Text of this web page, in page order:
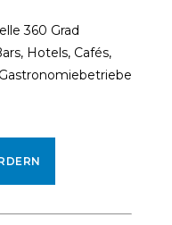
360 Grad
Hotels, Cafés,